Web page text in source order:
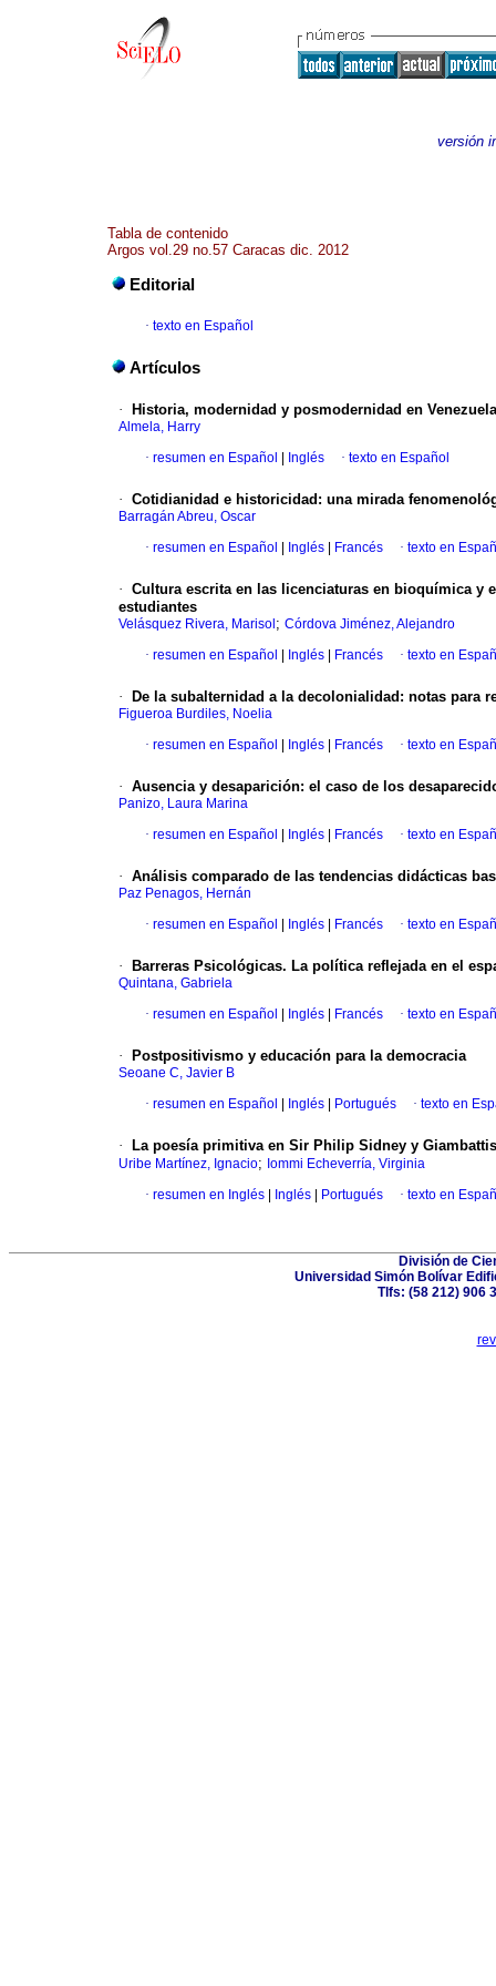
versión
Tabla de contenido
Argos vol.29 no.57 Caracas dic. 2012
Editorial
· texto en Español
Artículos
· Historia, modernidad y posmodernidad en Venezuela
Almela, Harry
· resumen en Español Inglés · texto en Español
· Cotidianidad e historicidad: una mirada
Barragán Abreu, Oscar
· resumen en Español Inglés Francés · texto en
· Cultura escrita en las licenciaturas en bioquímica y
estudiantes
Velásquez Rivera, Marisol ; Córdova Jiménez, Alejandro
· resumen en Español Inglés Francés · texto en
· De la subalternidad a la decolonialidad : notas para
Figueroa Burdiles, Noelia
· resumen en Español Inglés Francés · texto en
· Ausencia y desaparición: el caso de los
Panizo, Laura Marina
· resumen en Español Inglés Francés · texto en
· Análisis comparado de las tendencias didácticas
Paz Penagos, Hernán
· resumen en Español Inglés Francés · texto en
· Barreras Psicológicas. La política reflejada en el
Quintana, Gabriela
· resumen en Español Inglés Francés · texto en
· Postpositivismo y educación para la democracia
Seoane C, Javier B
· resumen en Español Inglés Portugués · texto en
· La poesía primitiva en Sir Philip Sidney y
Uribe Martínez, Ignacio; Iommi Echeverría, Virginia
· resumen en Inglés Inglés Portugués · texto en
División de
Universidad Simón Bolívar
Tlfs: (58 212) 906